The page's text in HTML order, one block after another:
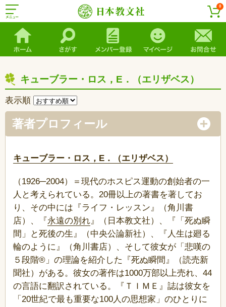
0
キューブラー・ロス，E．（エリザベス）
表示順
著者プロフィール
キューブラー・ロス，E．（エリザベス）
（1926─2004）＝現代のホスピス運動の創始者の一
人と考えられている。20冊以上の著書を著してお
り、その中には『ライフ・レッスン』（角川書
店）、『永遠の別れ』（日本教文社）、『「死ぬ瞬
間」と死後の生』（中央公論新社）、『人生は廻る
輪のように』（角川書店）、そして彼女が「悲嘆の
５段階®」の理論を紹介した『死ぬ瞬間』（読売新
聞社）がある。彼女の著作は1000万部以上売れ、44
の言語に翻訳されている。『ＴＩＭＥ』誌は彼女を
「20世紀で最も重要な100人の思想家」のひとりに